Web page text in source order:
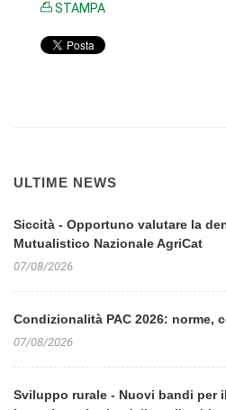
STAMPA
ULTIME NEWS
Siccità - Opportuno valutare la
Mutualistico Nazionale AgriCat
07/08/2026
Condizionalità PAC 2026: norme,
07/08/2026
Sviluppo rurale - Nuovi bandi per